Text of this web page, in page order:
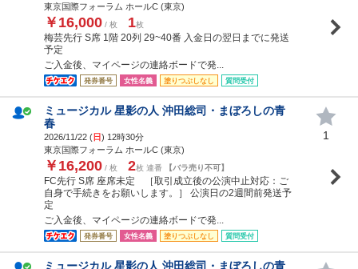
東京国際フォーラム ホールC (東京)
￥16,000 / 枚 1枚
梅芸先行 S席 1階 20列 29~40番 入金日の翌日までに発送
予定
ご入金後、マイページの連絡ボードで発...
発券番号 女性名義 塗りつぶしなし 質問受付
ミュージカル 星影の人 沖田総司・まぼろしの青
春
2026/11/22 (日) 12時30分
東京国際フォーラム ホールC (東京)
￥16,200 / 枚 2枚 連番 【バラ売り不可】
FC先行 S席 座席未定 ［取引成立後の公演中止対応：ご
自身で手続きをお願いします。］ 公演日の2週間前発送予
定
ご入金後、マイページの連絡ボードで発...
発券番号 女性名義 塗りつぶしなし 質問受付
1
ミュージカル 星影の人 沖田総司・まぼろしの青